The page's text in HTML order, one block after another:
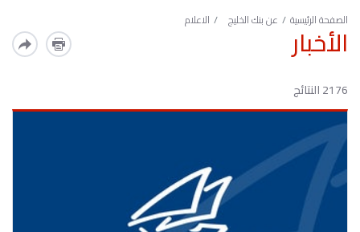
الصفحة الرئيسية عن بنك الخليج الاعلام
الأخبار
2176 النتائج